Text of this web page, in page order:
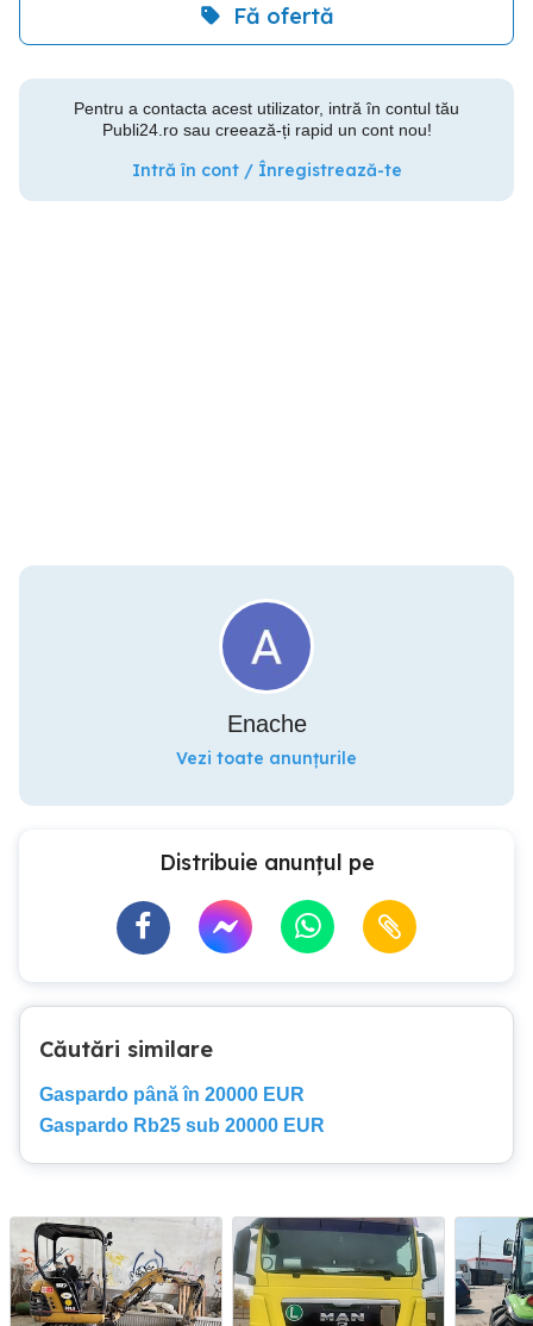
Fă ofertă
Pentru a contacta acest utilizator, intră în contul tău
Publi24.ro sau creează-ți rapid un cont nou!
Intră în cont / Înregistrează-te
Enache
Vezi toate anunțurile
Distribuie anunțul pe
Căutări similare
Gaspardo până în 20000 EUR
Gaspardo Rb25 sub 20000 EUR